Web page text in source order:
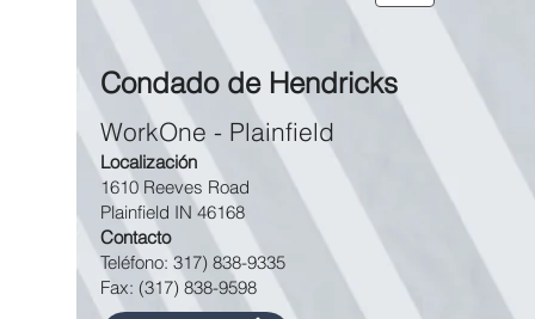
Condado de Hendricks
WorkOne - Plainfield
Localización
1610 Reeves Road
Plainfield IN 46168
Contacto
Teléfono: 317) 838-9335
Fax: (317) 838-9598